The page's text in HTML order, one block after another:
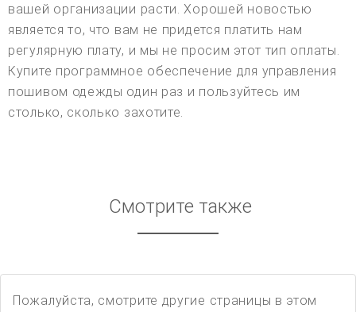
вашей организации расти. Хорошей новостью
является то, что вам не придется платить нам
регулярную плату, и мы не просим этот тип оплаты.
Купите программное обеспечение для управления
пошивом одежды один раз и пользуйтесь им
столько, сколько захотите.
Смотрите также
Пожалуйста, смотрите другие страницы в этом